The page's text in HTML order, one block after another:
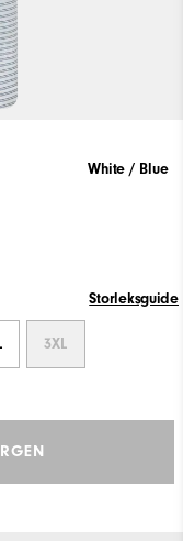
White / Blue
Storleksguide
3XL